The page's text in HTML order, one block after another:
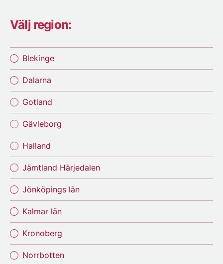
Välj region:
Blekinge
Dalarna
Gotland
Gävleborg
Halland
Jämtland Härjedalen
Jönköpings län
Kalmar län
Kronoberg
Norrbotten